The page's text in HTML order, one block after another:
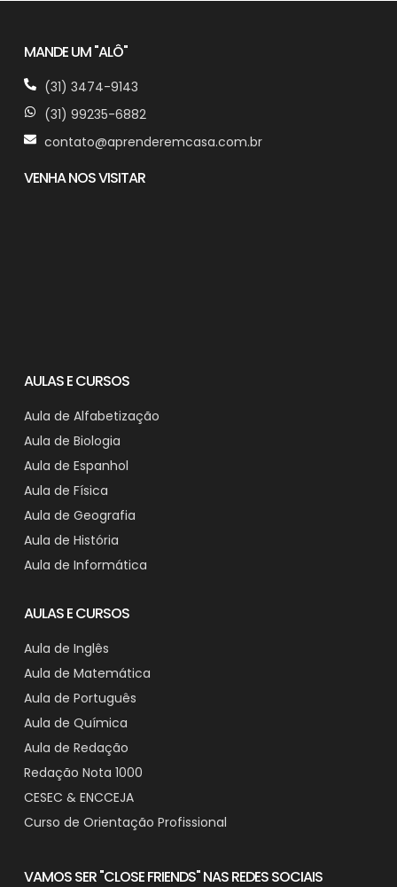
MANDE UM "ALÔ"
(31) 3474-9143
(31) 99235-6882
contato@aprenderemcasa.com.br
VENHA NOS VISITAR
AULAS E CURSOS
Aula de Alfabetização
Aula de Biologia
Aula de Espanhol
Aula de Física
Aula de Geografia
Aula de História
Aula de Informática
AULAS E CURSOS
Aula de Inglês
Aula de Matemática
Aula de Português
Aula de Química
Aula de Redação
Redação Nota 1000
CESEC & ENCCEJA
Curso de Orientação Profissional
VAMOS SER "CLOSE FRIENDS" NAS REDES SOCIAIS